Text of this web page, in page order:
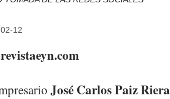
12
José Carlos Paiz Riera